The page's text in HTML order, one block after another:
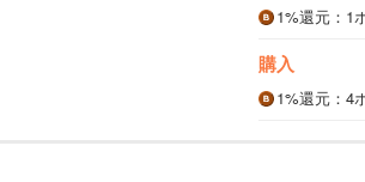
1%還元 ：1
購入
1%還元 ：4